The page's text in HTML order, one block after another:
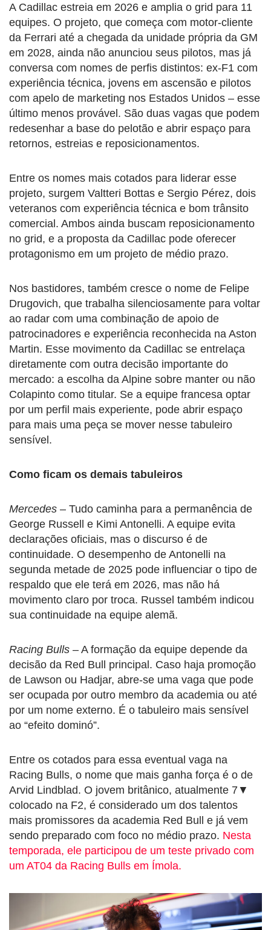
A Cadillac estreia em 2026 e amplia o grid para 11
equipes. O projeto, que começa com motor-cliente
da Ferrari até a chegada da unidade própria da GM
em 2028, ainda não anunciou seus pilotos, mas já
conversa com nomes de perfis distintos: ex-F1 com
experiência técnica, jovens em ascensão e pilotos
com apelo de marketing nos Estados Unidos – esse
último menos provável. São duas vagas que podem
redesenhar a base do pelotão e abrir espaço para
retornos, estreias e reposicionamentos.
Entre os nomes mais cotados para liderar esse
projeto, surgem Valtteri Bottas e Sergio Pérez, dois
veteranos com experiência técnica e bom trânsito
comercial. Ambos ainda buscam reposicionamento
no grid, e a proposta da Cadillac pode oferecer
protagonismo em um projeto de médio prazo.
Nos bastidores, também cresce o nome de Felipe
Drugovich, que trabalha silenciosamente para voltar
ao radar com uma combinação de apoio de
patrocinadores e experiência reconhecida na Aston
Martin. Esse movimento da Cadillac se entrelaça
diretamente com outra decisão importante do
mercado: a escolha da Alpine sobre manter ou não
Colapinto como titular. Se a equipe francesa optar
por um perfil mais experiente, pode abrir espaço
para mais uma peça se mover nesse tabuleiro
sensível.
Como ficam os demais tabuleiros
Mercedes – Tudo caminha para a permanência de
George Russell e Kimi Antonelli. A equipe evita
declarações oficiais, mas o discurso é de
continuidade. O desempenho de Antonelli na
segunda metade de 2025 pode influenciar o tipo de
respaldo que ele terá em 2026, mas não há
movimento claro por troca. Russel também indicou
sua continuidade na equipe alemã.
Racing Bulls – A formação da equipe depende da
decisão da Red Bull principal. Caso haja promoção
de Lawson ou Hadjar, abre-se uma vaga que pode
ser ocupada por outro membro da academia ou até
por um nome externo. É o tabuleiro mais sensível
ao “efeito dominó”.
Entre os cotados para essa eventual vaga na
Racing Bulls, o nome que mais ganha força é o de
Arvid Lindblad. O jovem britânico, atualmente 7▼
colocado na F2, é considerado um dos talentos
mais promissores da academia Red Bull e já vem
sendo preparado com foco no médio prazo. Nesta
temporada, ele participou de um teste privado com
um AT04 da Racing Bulls em Ímola.